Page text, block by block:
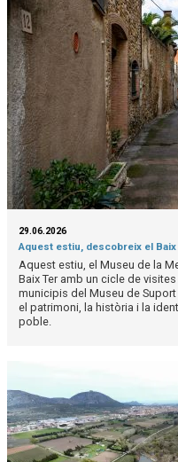
29.06.2026
Aquest estiu, descobreix el
Aquest estiu, el Museu de la
Baix Ter amb un cicle de
municipis del Museu de
el patrimoni, la història i la
poble.